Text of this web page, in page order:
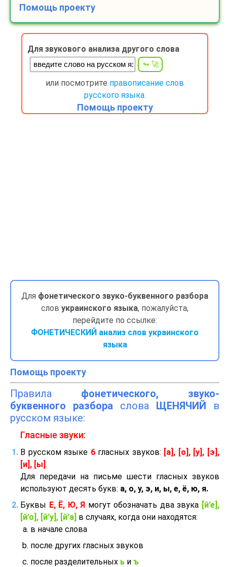
Помощь проекту
Для звукового анализа другого слова
или посмотрите правописание слов
русского языка.
Помощь проекту
Для фонетического звуко-буквенного разбора
слов украинского языка, пожалуйста,
перейдите по ссылке:
ФОНЕТИЧЕСКИЙ анализ слов украинского
языка
Помощь проекту
Правила фонетического, звуко-
буквенного разбора слова ЩЕНЯЧИЙ в
русском языке:
Гласные звуки:
В русском языке 6гласных звуков: [а], [о], [у], [э],
[и], [ы].
Для передачи на письме шести гласных звуков
используют десять букв: а, о, у, э, и, ы, е, ё, ю, я.
Буквы Е, Ё, Ю, Я могут обозначать два звука [й’е],
[й’о], [й’у], [й’а] в случаях, когда они находятся:
в начале слова
после других гласных звуков
после разделительных ь и ъ